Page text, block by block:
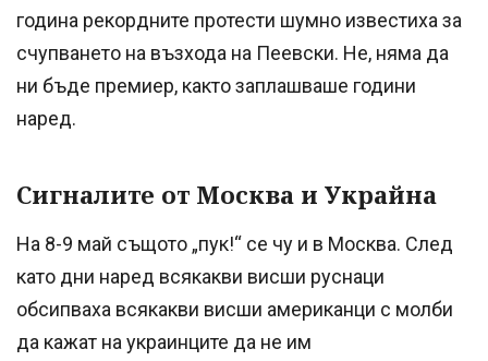
година рекордните протести шумно известиха за
счупването на възхода на Пеевски. Не, няма да
ни бъде премиер, както заплашваше години
наред.
Сигналите от Москва и Украйна
На 8-9 май същото „пук!“ се чу и в Москва. След
като дни наред всякакви висши руснаци
обсипваха всякакви висши американци с молби
да кажат на украинците да не им